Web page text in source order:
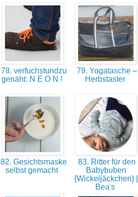
78. verfuchstundzu
genäht: N E O N !
79. Yogatasche –
Herbstaster
82. Gesichtsmaske
selbst gemacht
83. Ritter für den
Babybuben
{Wickeljäckchen} |
Bea's